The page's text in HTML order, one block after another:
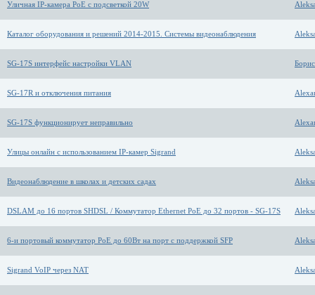
Уличная IP-камера PoE с подсветкой 20W
Каталог оборудования и решений 2014-2015. Системы видеонаблюдения
SG-17S интерфейс настройки VLAN
SG-17R и отключения питания
SG-17S функционирует неправильно
Улицы онлайн с использованием IP-камер Sigrand
Видеонаблюдение в школах и детских садах
DSLAM до 16 портов SHDSL / Коммутатор Ethernet PoE до 32 портов - SG-17S
6-и портовый коммутатор PoE до 60Вт на порт с поддержкой SFP
Sigrand VoIP через NAT